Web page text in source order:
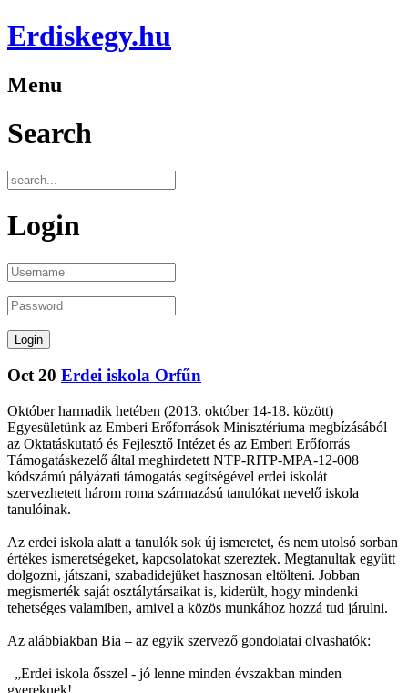
Erdiskegy.hu
Menu
Search
Login
Oct 20 Erdei iskola Orfűn
Október harmadik hetében (2013. október 14-18. között)
Egyesületünk az Emberi Erőforrások Minisztériuma megbízásából
az Oktatáskutató és Fejlesztő Intézet és az Emberi Erőforrás
Támogatáskezelő által meghirdetett NTP-RITP-MPA-12-008
kódszámú pályázati támogatás segítségével erdei iskolát
szervezhetett három roma származású tanulókat nevelő iskola
tanulóinak.
Az erdei iskola alatt a tanulók sok új ismeretet, és nem utolsó sorban
értékes ismeretségeket, kapcsolatokat szereztek. Megtanultak együtt
dolgozni, játszani, szabadidejüket hasznosan eltölteni. Jobban
megismerték saját osztálytársaikat is, kiderült, hogy mindenki
tehetséges valamiben, amivel a közös munkához hozzá tud járulni.
Az alábbiakban Bia – az egyik szervező gondolatai olvashatók:
„Erdei iskola ősszel - jó lenne minden évszakban minden
gyereknek!